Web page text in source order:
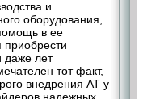
и
оборудования,
в ее
приобрести
даже лет
тот факт,
внедрения АТ у